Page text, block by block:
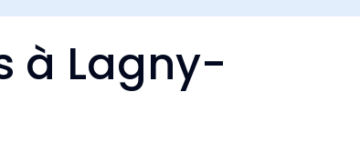
à Lagny-